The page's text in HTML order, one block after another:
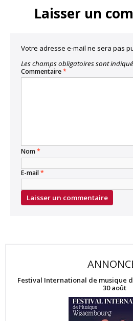
Laisser un
Votre adresse e-mail ne sera pas
Les champs obligatoires sont
Commentaire*
Nom*
E-mail*
Festival International de musique
30 août